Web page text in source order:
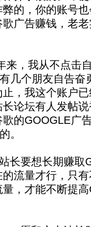
的，你的账号
广告赚钱，老
来，我从不点击
几个朋友自告奋
，我这个账户
论坛有人发帖
的GOOGLE广
。
长要想长期赚
流量才行，只
，才能不断提